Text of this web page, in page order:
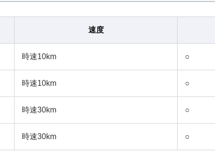
速度
時速10km ○
時速10km ○
時速30km ○
時速30km ○